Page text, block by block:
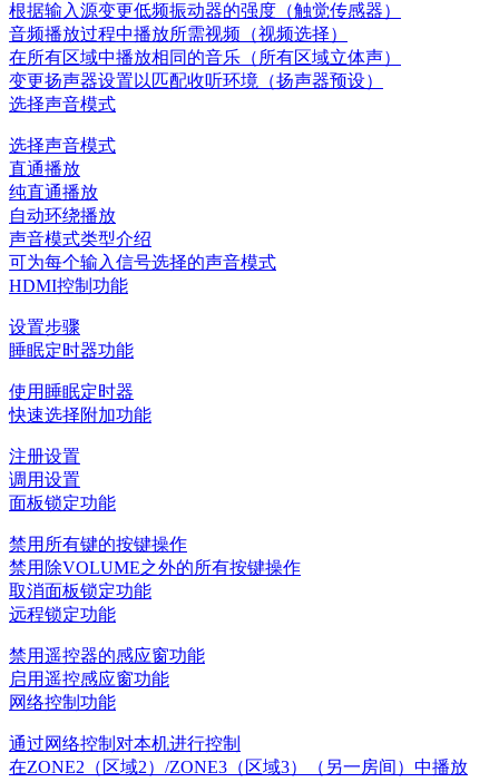
根据输入源变更低频振动器的强度（触觉传感器）
音频播放过程中播放所需视频（视频选择）
在所有区域中播放相同的音乐（所有区域立体声）
变更扬声器设置以匹配收听环境（扬声器预设）
选择声音模式
选择声音模式
直通播放
纯直通播放
自动环绕播放
声音模式类型介绍
可为每个输入信号选择的声音模式
HDMI控制功能
设置步骤
睡眠定时器功能
使用睡眠定时器
快速选择附加功能
注册设置
调用设置
面板锁定功能
禁用所有键的按键操作
禁用除VOLUME之外的所有按键操作
取消面板锁定功能
远程锁定功能
禁用遥控器的感应窗功能
启用遥控感应窗功能
网络控制功能
通过网络控制对本机进行控制
在ZONE2（区域2）/ZONE3（区域3）（另一房间）中播放